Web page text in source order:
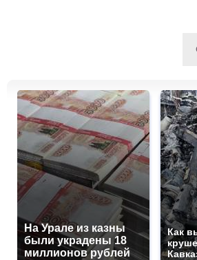
На Урале из казны
были украдены 18
миллионов рублей
Как